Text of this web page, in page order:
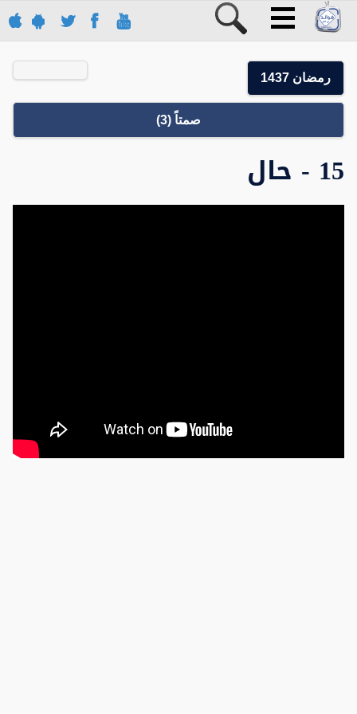
رمضان 1437
صمتاً (3)
15 - حال